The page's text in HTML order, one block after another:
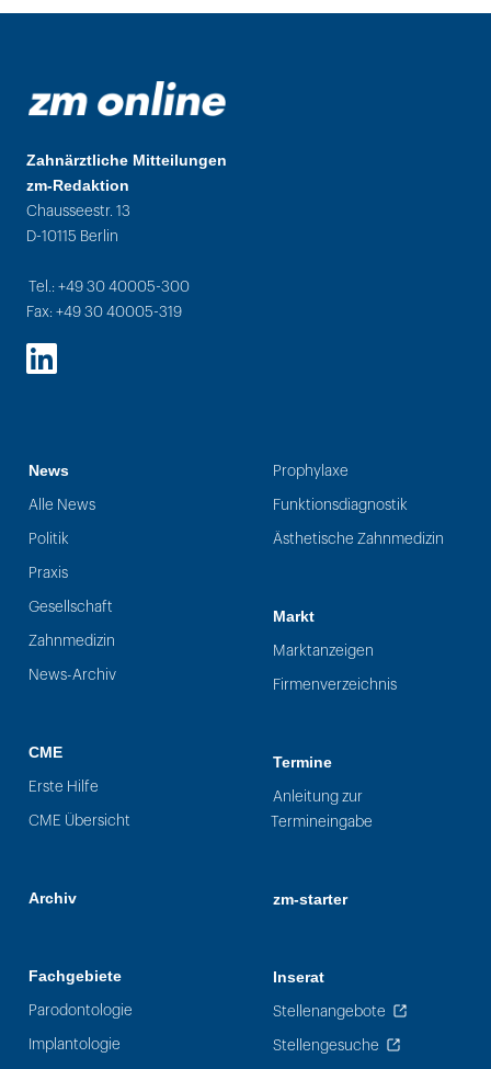
Zahnärztliche Mitteilungen
zm-Redaktion
Chausseestr. 13
D-10115 Berlin
Tel.: +49 30 40005-300
Fax: +49 30 40005-319
LinkedIn
News
Alle News
Politik
Praxis
Gesellschaft
Zahnmedizin
News-Archiv
CME
Erste Hilfe
CME Übersicht
Archiv
Fachgebiete
Parodontologie
Implantologie
Prophylaxe
Funktionsdiagnostik
Ästhetische Zahnmedizin
Markt
Marktanzeigen
Firmenverzeichnis
Termine
Anleitung zur
Termineingabe
zm-starter
Inserat
Stellenangebote
Stellengesuche